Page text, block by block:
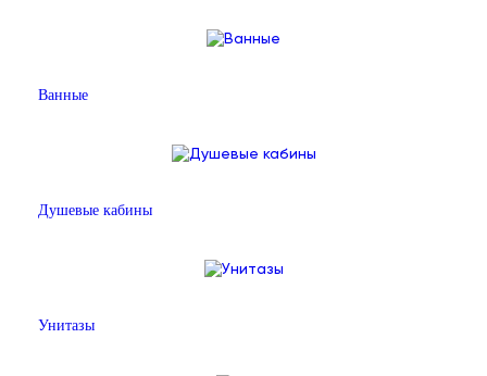
Ванные
Душевые кабины
Унитазы